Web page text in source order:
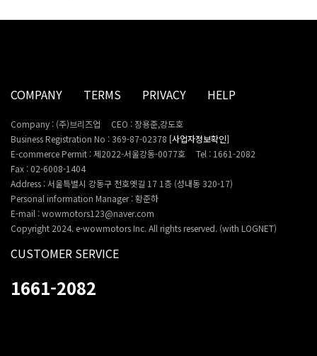
COMPANY TERMS PRIVACY HELP
Company : (주)브리즈업
CEO : 장용준,강도호
Business Registration No : 369-87-02378 [사업자정보확인]
E-commerce Permit : 제2022-서울강동-0077호
Tel : 1661-2082
Fax : 02-6008-1404
Address : 서울특별시 강동구 천호옛길 17 1층 (성내동 320-17)
Personal information Manager : 황준하
E-mail : wowmotors123@naver.com
Copyright 2024. e-wowmotors Inc. All rights reserved. (with LOGNET)
CUSTOMER SERVICE
1661-2082